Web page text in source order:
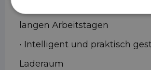
langen Arbeitstagen
• Intelligent und praktisch
Laderaum